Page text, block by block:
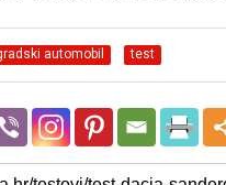
automobil test